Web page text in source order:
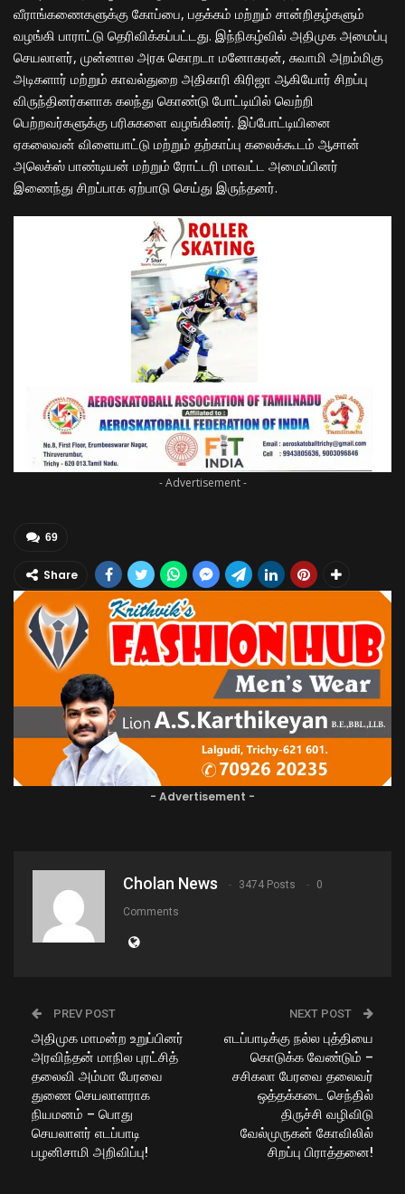
வீராங்கணைகளுக்கு கோப்பை, பதக்கம் மற்றும் சான்றிதழ்களும்
வழங்கி பாராட்டு தெரிவிக்கப்பட்டது. இந்நிகழ்வில் அதிமுக அமைப்பு
செயலாளர், முன்னால அரசு கொறடா மனோகரன், சுவாமி அறம்மிகு
அடிகளார் மற்றும் காவல்துறை அதிகாரி கிரிஜா ஆகியோர் சிறப்பு
விருந்தினர்களாக கலந்து கொண்டு போட்டியில் வெற்றி
பெற்றவர்களுக்கு பரிசுகளை வழங்கினர். இப்போட்டியினை
ஏகலைவன் விளையாட்டு மற்றும் தற்காப்பு கலைக்கூடம் ஆசான்
அலெக்ஸ் பாண்டியன் மற்றும் ரோட்டரி மாவட்ட அமைப்பினர்
இணைந்து சிறப்பாக ஏற்பாடு செய்து இருந்தனர்.
- Advertisement -
69
Share
- Advertisement -
Cholan News 3474 Posts 0
Comments
PREV POST
அதிமுக மாமன்ற உறுப்பினர்
அரவிந்தன் மாநில புரட்சித்
தலைவி அம்மா பேரவை
துணை செயலாளராக
நியமனம் – பொது
செயலாளர் எடப்பாடி
பழனிசாமி அறிவிப்பு!
NEXT POST
எடப்பாடிக்கு நல்ல புத்தியை
கொடுக்க வேண்டும் –
சசிகலா பேரவை தலைவர்
ஒத்தக்கடை செந்தில்
திருச்சி வழிவிடு
வேல்முருகன் கோவிலில்
சிறப்பு பிராத்தனை!